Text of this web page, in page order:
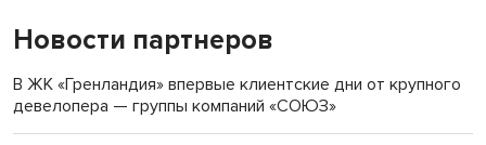
«Мы живём на пастбище!»: в новосибирском селе лошади
терроризируют жителей
Новости партнеров
В ЖК «Гренландия» впервые клиентские дни от крупного
девелопера — группы компаний «СОЮЗ»